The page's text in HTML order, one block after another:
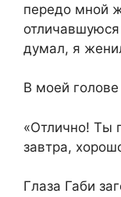
передо мной
отличавшуюся
думал, я
В моей
«Отлично! Ты
завтра,
Глаза Габи